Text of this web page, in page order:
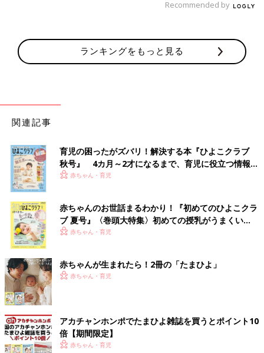
Recommended by
ランキングをもっと見る
関連記事
育児の困ったがズバリ！解決する本『ひよこクラブ
秋号』 4カ月～2才になるまで、育児に役立つ情報が
いっぱい！
赤ちゃん・育児
赤ちゃんのお世話まるわかり！『初めてのひよこクラ
ブ 夏号』〈巻頭大特集〉初めての授乳がうまくい
く！ おっぱい・ミルクの基本と夏のトラブル 解決テ
赤ちゃん・育児
赤ちゃんが生まれたら！2冊の「たまひよ」
赤ちゃん・育児
アカチャンホンポでたまひよ雑誌を買うとポイント10
倍【期間限定】
赤ちゃん・育児